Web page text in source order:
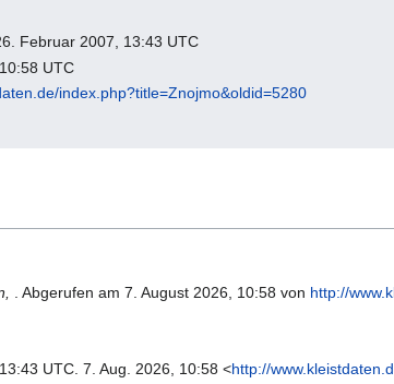
Februar 2007, 13:43 UTC
UTC
index.php?title=Znojmo&oldid=5280
. Abgerufen am 7. August 2026, 10:58 von http://
UTC. 7. Aug. 2026, 10:58 <http://